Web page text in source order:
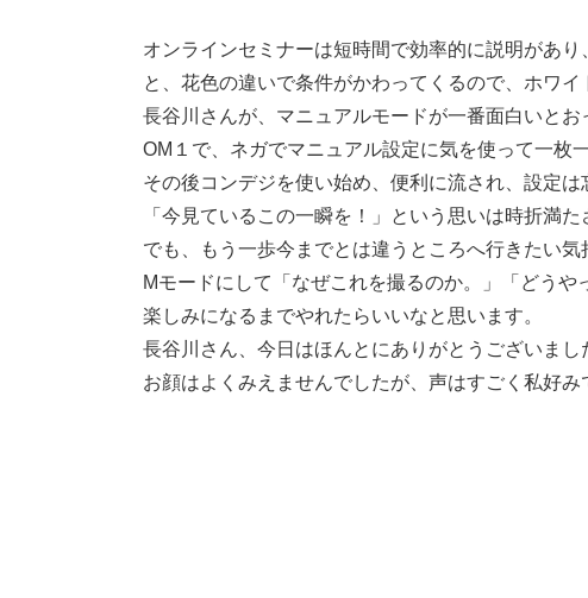
オンラインセミナーは短時間で効率的に説明があ
と、花色の違いで条件がかわってくるので、ホワイ
長谷川さんが、マニュアルモードが一番面白いと
OM１で、ネガでマニュアル設定に気を使って一枚
その後コンデジを使い始め、便利に流され、設定は
「今見ているこの一瞬を！」という思いは時折満た
でも、もう一歩今までとは違うところへ行きたい気
Mモードにして「なぜこれを撮るのか。」「どうや
楽しみになるまでやれたらいいなと思います。
長谷川さん、今日はほんとにありがとうございまし
お顔はよくみえませんでしたが、声はすごく私好み